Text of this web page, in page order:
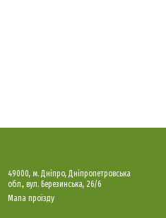
49000, м. Днiпро, Днiпропетровська
обл., вул. Березинська, 26/6
Мапа проїзду